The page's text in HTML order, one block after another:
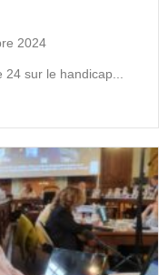
2024
sur le handicap...